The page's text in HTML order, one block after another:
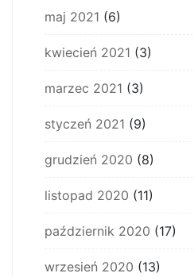
maj 2021 (6)
kwiecień 2021 (3)
marzec 2021 (3)
styczeń 2021 (9)
grudzień 2020 (8)
listopad 2020 (11)
październik 2020 (17)
wrzesień 2020 (13)